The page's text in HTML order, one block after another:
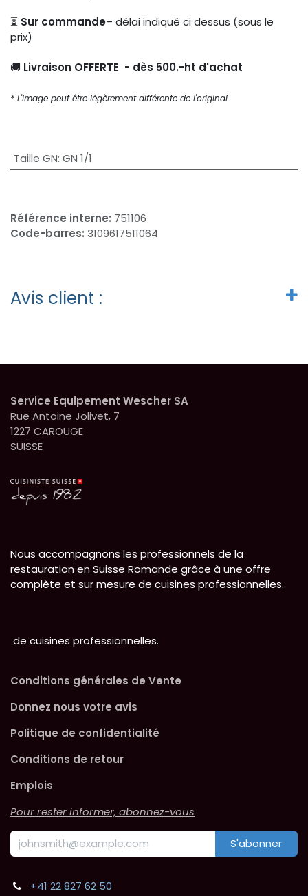
⏳ Sur commande– délai indiqué ci dessus (sous le
prix)
🚚 Livraison OFFERTE - dès 500.-ht d'achat
* L'image peut être légèrement différente de l'original
Taille GN: GN 1/1
Référence interne: 751106
Code-barres: 3109617511064
Avis client :
Service Equipement Wescher SA
Rue Antoine Jolivet, 7
1227 CAROUGE
SUISSE
Nous accompagnons les professionnels de la
restauration en Suisse Romande grâce à une offre
complète et sur mesure de cuisines professionnelles.
de cuisines professionnelles.
Conditions générales de Vente
Donnez nous votre avis
Politique de confidentialité
Conditions de retour
Emplois
Pour rester informer, abonnez-vous
S'abonner
+41 22 827 62 50